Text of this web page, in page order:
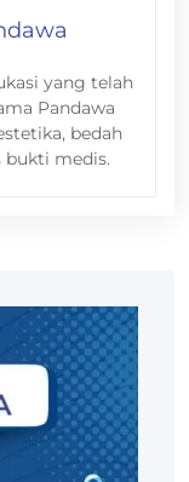
yang telah
Pandawa
bedah
medis.